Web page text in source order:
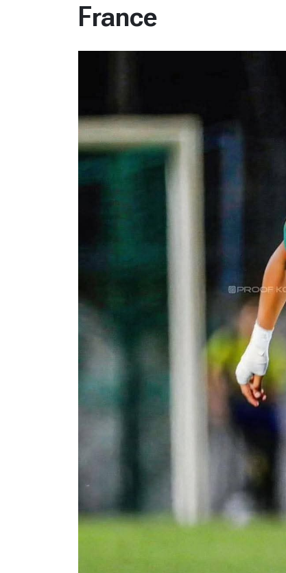
France